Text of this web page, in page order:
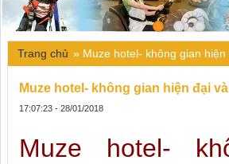
Trang chủ » Muze hotel- không gian
Muze hotel- không gian hiện đại
17:07:23 - 28/01/2018
Muze hotel-